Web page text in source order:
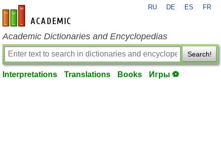
en-academic.com
RU DE ES FR
Academic Dictionaries and Encyclopedias
Search!
Interpretations Translations Books Игры ⚽